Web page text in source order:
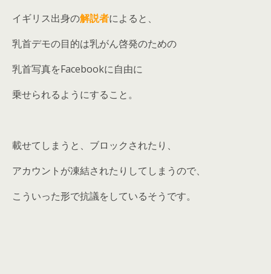
イギリス出身の解説者によると、
乳首デモの目的は乳がん啓発のための
乳首写真をFacebookに自由に
乗せられるようにすること。
載せてしまうと、ブロックされたり、
アカウントが凍結されたりしてしまうので、
こういった形で抗議をしているそうです。